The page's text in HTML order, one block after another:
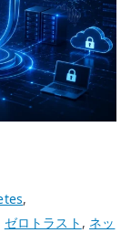
,
ゼロトラスト , ネッ